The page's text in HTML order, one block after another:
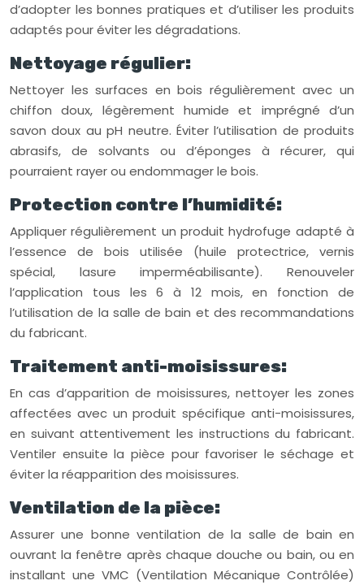
d’adopter les bonnes pratiques et d’utiliser les produits
adaptés pour éviter les dégradations.
Nettoyage régulier:
Nettoyer les surfaces en bois régulièrement avec un
chiffon doux, légèrement humide et imprégné d’un
savon doux au pH neutre. Éviter l’utilisation de produits
abrasifs, de solvants ou d’éponges à récurer, qui
pourraient rayer ou endommager le bois.
Protection contre l’humidité:
Appliquer régulièrement un produit hydrofuge adapté à
l’essence de bois utilisée (huile protectrice, vernis
spécial, lasure imperméabilisante). Renouveler
l’application tous les 6 à 12 mois, en fonction de
l’utilisation de la salle de bain et des recommandations
du fabricant.
Traitement anti-moisissures:
En cas d’apparition de moisissures, nettoyer les zones
affectées avec un produit spécifique anti-moisissures,
en suivant attentivement les instructions du fabricant.
Ventiler ensuite la pièce pour favoriser le séchage et
éviter la réapparition des moisissures.
Ventilation de la pièce:
Assurer une bonne ventilation de la salle de bain en
ouvrant la fenêtre après chaque douche ou bain, ou en
installant une VMC (Ventilation Mécanique Contrôlée)